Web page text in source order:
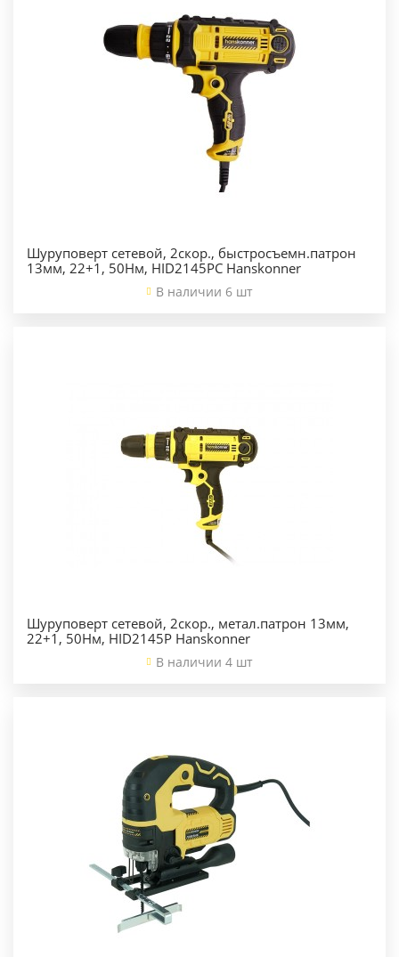
Шуруповерт сетевой, 2скор., быстросъемн.патрон
13мм, 22+1, 50Нм, HID2145PC Hanskonner
В наличии 6 шт
Шуруповерт сетевой, 2скор., метал.патрон 13мм,
22+1, 50Нм, HID2145P Hanskonner
В наличии 4 шт